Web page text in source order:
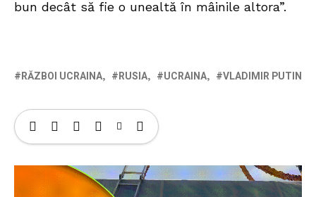
bun decât să fie o unealtă în mâinile altora”.
RĂZBOI UCRAINA RUSIA UCRAINA VLADIMIR PUTIN